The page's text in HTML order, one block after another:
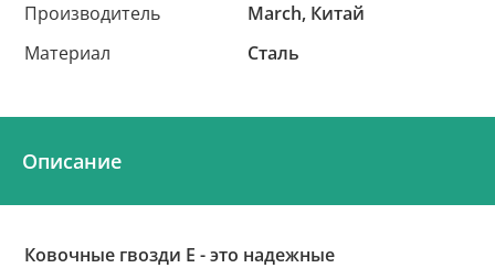
Производитель
March, Китай
Материал
Сталь
Описание
Ковочные гвозди Е - это надежные